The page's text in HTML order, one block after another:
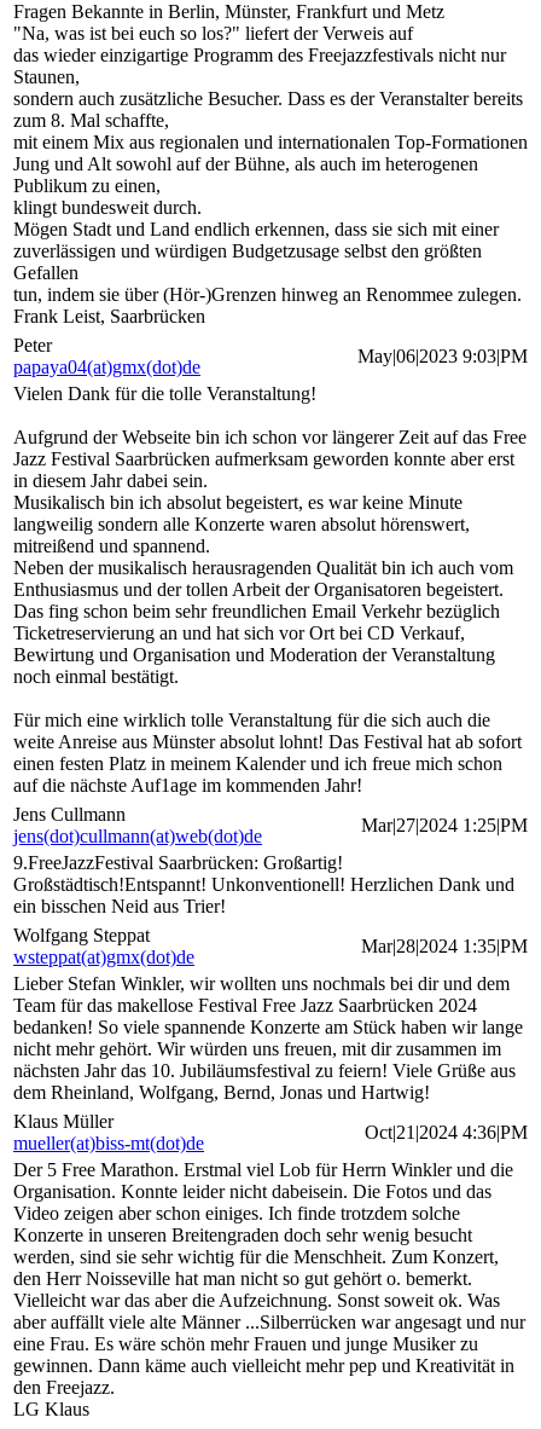
Fragen Bekannte in Berlin, Münster, Frankfurt und Metz
"Na, was ist bei euch so los?" liefert der Verweis auf
das wieder einzigartige Programm des Freejazzfestivals nicht nur
Staunen,
sondern auch zusätzliche Besucher. Dass es der Veranstalter bereits
zum 8. Mal schaffte,
mit einem Mix aus regionalen und internationalen Top-Formationen
Jung und Alt sowohl auf der Bühne, als auch im heterogenen
Publikum zu einen,
klingt bundesweit durch.
Mögen Stadt und Land endlich erkennen, dass sie sich mit einer
zuverlässigen und würdigen Budgetzusage selbst den größten
Gefallen
tun, indem sie über (Hör-)Grenzen hinweg an Renommee zulegen.
Frank Leist, Saarbrücken
Peter
papaya04(at)gmx(dot)de
May|06|2023 9:03|PM
Vielen Dank für die tolle Veranstaltung!
Aufgrund der Webseite bin ich schon vor längerer Zeit auf das Free
Jazz Festival Saarbrücken aufmerksam geworden konnte aber erst
in diesem Jahr dabei sein.
Musikalisch bin ich absolut begeistert, es war keine Minute
langweilig sondern alle Konzerte waren absolut hörenswert,
mitreißend und spannend.
Neben der musikalisch herausragenden Qualität bin ich auch vom
Enthusiasmus und der tollen Arbeit der Organisatoren begeistert.
Das fing schon beim sehr freundlichen Email Verkehr bezüglich
Ticketreservierung an und hat sich vor Ort bei CD Verkauf,
Bewirtung und Organisation und Moderation der Veranstaltung
noch einmal bestätigt.
Für mich eine wirklich tolle Veranstaltung für die sich auch die
weite Anreise aus Münster absolut lohnt! Das Festival hat ab sofort
einen festen Platz in meinem Kalender und ich freue mich schon
auf die nächste Auf1age im kommenden Jahr!
Jens Cullmann
jens(dot)cullmann(at)web(dot)de
Mar|27|2024 1:25|PM
9.FreeJazzFestival Saarbrücken: Großartig!
Großstädtisch!Entspannt! Unkonventionell! Herzlichen Dank und
ein bisschen Neid aus Trier!
Wolfgang Steppat
wsteppat(at)gmx(dot)de
Mar|28|2024 1:35|PM
Lieber Stefan Winkler, wir wollten uns nochmals bei dir und dem
Team für das makellose Festival Free Jazz Saarbrücken 2024
bedanken! So viele spannende Konzerte am Stück haben wir lange
nicht mehr gehört. Wir würden uns freuen, mit dir zusammen im
nächsten Jahr das 10. Jubiläumsfestival zu feiern! Viele Grüße aus
dem Rheinland, Wolfgang, Bernd, Jonas und Hartwig!
Klaus Müller
mueller(at)biss-mt(dot)de
Oct|21|2024 4:36|PM
Der 5 Free Marathon. Erstmal viel Lob für Herrn Winkler und die
Organisation. Konnte leider nicht dabeisein. Die Fotos und das
Video zeigen aber schon einiges. Ich finde trotzdem solche
Konzerte in unseren Breitengraden doch sehr wenig besucht
werden, sind sie sehr wichtig für die Menschheit. Zum Konzert,
den Herr Noisseville hat man nicht so gut gehört o. bemerkt.
Vielleicht war das aber die Aufzeichnung. Sonst soweit ok. Was
aber auffällt viele alte Männer ...Silberrücken war angesagt und nur
eine Frau. Es wäre schön mehr Frauen und junge Musiker zu
gewinnen. Dann käme auch vielleicht mehr pep und Kreativität in
den Freejazz.
LG Klaus